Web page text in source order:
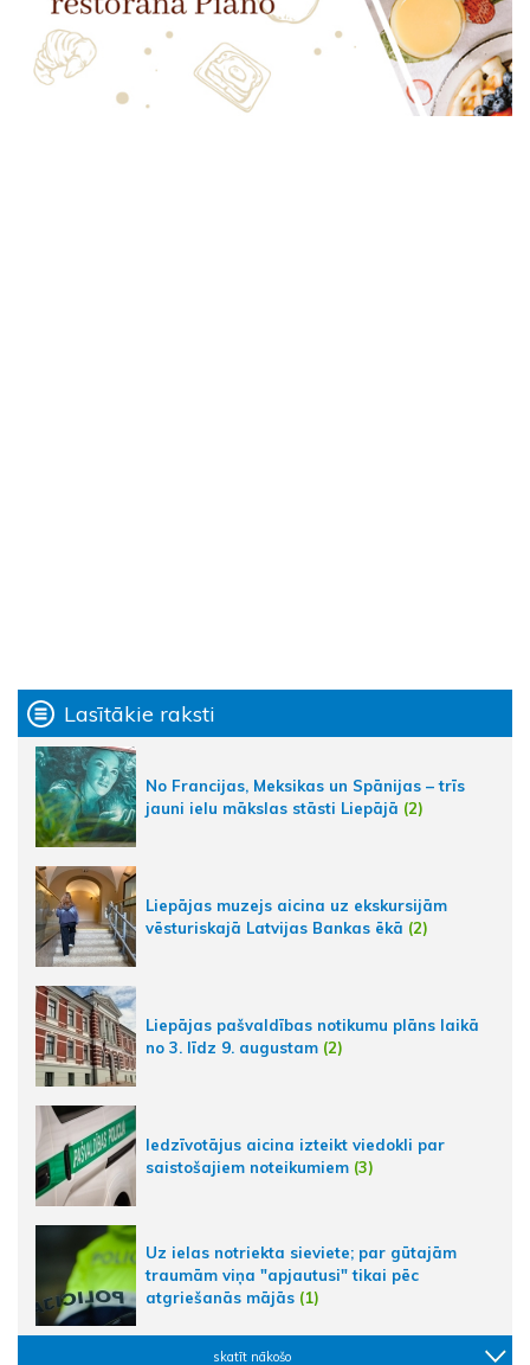
Lasītākie raksti
No Francijas, Meksikas un Spānijas – trīs
jauni ielu mākslas stāsti Liepājā (2)
Liepājas muzejs aicina uz ekskursijām
vēsturiskajā Latvijas Bankas ēkā (2)
Liepājas pašvaldības notikumu plāns laikā
no 3. līdz 9. augustam (2)
Iedzīvotājus aicina izteikt viedokli par
saistošajiem noteikumiem (3)
Uz ielas notriekta sieviete; par gūtajām
traumām viņa "apjautusi" tikai pēc
atgriešanās mājās (1)
skatīt nākošo